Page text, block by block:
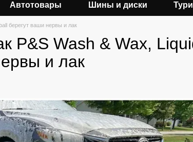
Автотовары Шины и диски
берегут ваши нервы и лак
P&S Wash & Wax,
и лак